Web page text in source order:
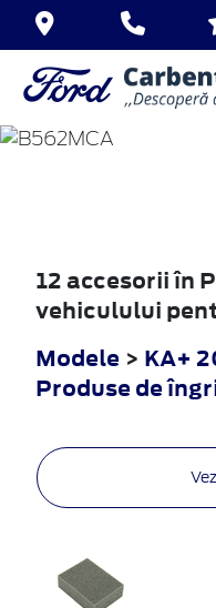
KA+
12 accesorii în
vehiculului
Modele > KA+
Produse de